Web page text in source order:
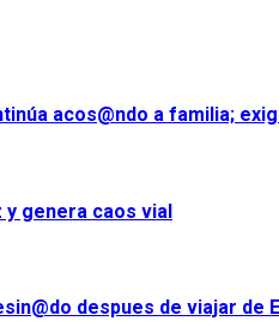
acos@ndo a familia;
y genera caos vial
despues de viajar de